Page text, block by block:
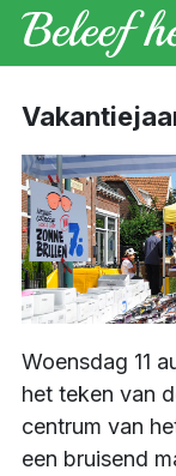
Woensdag 11
het teken van
centrum van
een bruisend